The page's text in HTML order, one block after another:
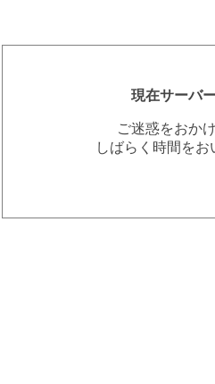
現在サーバ
ご迷惑をおか
しばらく時間を